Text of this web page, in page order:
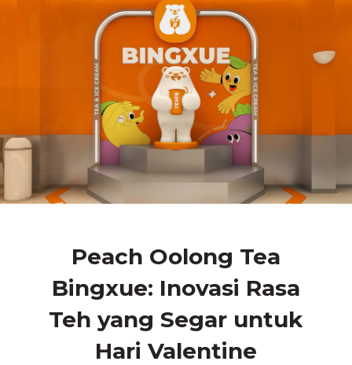
Peach Oolong Tea
Bingxue: Inovasi Rasa
Teh yang Segar untuk
Hari Valentine